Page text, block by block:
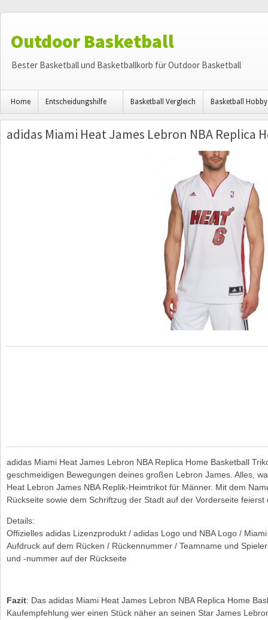
Outdoor Basketball
Bester Basketball und Basketballkorb für Outdoor Basketball
Home Entscheidungshilfe Basketball Vergleich Basketball Hobby
adidas Miami Heat James Lebron NBA Replica
adidas Miami Heat James Lebron NBA Replica Home Basketball
geschmeidigen Bewegungen deines großen Lebron James. Alles,
Heat Lebron James NBA Replik-Heimtrikot für Männer. Mit dem
Rückseite sowie dem Schriftzug der Stadt auf der Vorderseite
Details:
Offizielles adidas Lizenzprodukt / adidas Logo und NBA Logo /
Aufdruck auf dem Rücken / Rückennummer / Teamname und
und -nummer auf der Rückseite
Fazit: Das adidas Miami Heat James Lebron NBA Replica Home
Kaufempfehlung wer einen Stück näher an seinen Star James